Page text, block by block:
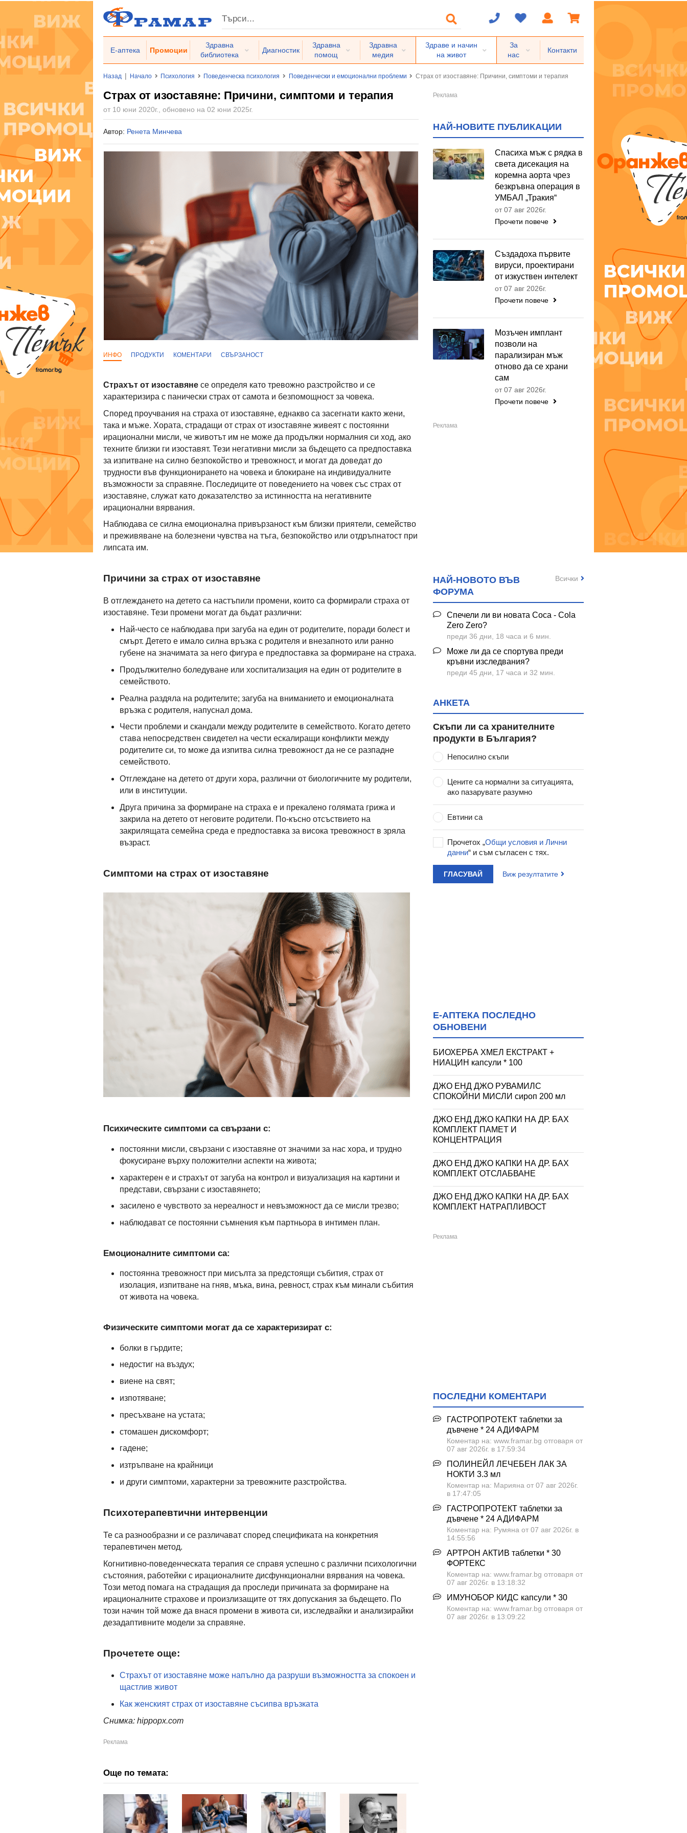
Е-аптека Промоции
Здравна
библиотека
Диагностик
Здравна
помощ
Здравна
медия
Здраве и начин
на живот
За
нас
Контакти
Назад | Начало Психология Поведенческа психология Поведенчески и емоционални проблеми Страх от изоставяне: Причини, симптоми и терапия
Страх от изоставяне: Причини, симптоми и терапия
от 10 юни 2020г., обновено на 02 юни 2025г.
Автор: Ренета Минчева
ИНФО ПРОДУКТИ КОМЕНТАРИ СВЪРЗАНОСТ
Страхът от изоставяне се определя като тревожно разстройство и се
характеризира с панически страх от самота и безпомощност за човека.
Според проучвания на страха от изоставяне, еднакво са засегнати както жени,
така и мъже. Хората, страдащи от страх от изоставяне живеят с постоянни
ирационални мисли, че животът им не може да продължи нормалния си ход, ако
техните близки ги изоставят. Тези негативни мисли за бъдещето са предпоставка
за изпитване на силно безпокойство и тревожност, и могат да доведат до
трудности във функционирането на човека и блокиране на индивидуалните
възможности за справяне. Последиците от поведението на човек със страх от
изоставяне, служат като доказателство за истинността на негативните
ирационални вярвания.
Наблюдава се силна емоционална привързаност към близки приятели, семейство
и преживяване на болезнени чувства на тъга, безпокойство или отдръпнатост при
липсата им.
Причини за страх от изоставяне
В отглеждането на детето са настъпили промени, които са формирали страха от
изоставяне. Тези промени могат да бъдат различни:
Най-често се наблюдава при загуба на един от родителите, поради болест и
смърт. Детето е имало силна връзка с родителя и внезапното или ранно
губене на значимата за него фигура е предпоставка за формиране на страха.
Продължително боледуване или хоспитализация на един от родителите в
семейството.
Реална раздяла на родителите; загуба на вниманието и емоционалната
връзка с родителя, напуснал дома.
Чести проблеми и скандали между родителите в семейството. Когато детето
става непосредствен свидетел на чести ескалиращи конфликти между
родителите си, то може да изпитва силна тревожност да не се разпадне
семейството.
Отглеждане на детето от други хора, различни от биологичните му родители,
или в институции.
Друга причина за формиране на страха е и прекалено голямата грижа и
закрила на детето от неговите родители. По-късно отсъствието на
закрилящата семейна среда е предпоставка за висока тревожност в зряла
възраст.
Симптоми на страх от изоставяне
Психическите симптоми са свързани с:
постоянни мисли, свързани с изоставяне от значими за нас хора, и трудно
фокусиране върху положителни аспекти на живота;
характерен е и страхът от загуба на контрол и визуализация на картини и
представи, свързани с изоставянето;
засилено е чувството за нереалност и невъзможност да се мисли трезво;
наблюдават се постоянни съмнения към партньора в интимен план.
Емоционалните симптоми са:
постоянна тревожност при мисълта за предстоящи събития, страх от
изолация, изпитване на гняв, мъка, вина, ревност, страх към минали събития
от живота на човека.
Физическите симптоми могат да се характеризират с:
болки в гърдите;
недостиг на въздух;
виене на свят;
изпотяване;
пресъхване на устата;
стомашен дискомфорт;
гадене;
изтръпване на крайници
и други симптоми, характерни за тревожните разстройства.
Психотерапевтични интервенции
Те са разнообразни и се различават според спецификата на конкретния
терапевтичен метод.
Когнитивно-поведенческата терапия се справя успешно с различни психологични
състояния, работейки с ирационалните дисфункционални вярвания на човека.
Този метод помага на страдащия да проследи причината за формиране на
ирационалните страхове и произлизащите от тях допускания за бъдещето. По
този начин той може да внася промени в живота си, изследвайки и анализирайки
дезадаптивните модели за справяне.
Прочетете още:
Страхът от изоставяне може напълно да разруши възможността за спокоен и
щастлив живот
Как женският страх от изоставяне съсипва връзката
Снимка: hippopx.com
Още по темата:
НАЙ-НОВИТЕ ПУБЛИКАЦИИ
Спасиха мъж с рядка в
света дисекация на
коремна аорта чрез
безкръвна операция в
УМБАЛ „Тракия“
от 07 авг 2026г.
Прочети повече
Създадоха първите
вируси, проектирани
от изкуствен интелект
от 07 авг 2026г.
Прочети повече
Мозъчен имплант
позволи на
парализиран мъж
отново да се храни
сам
от 07 авг 2026г.
Прочети повече
НАЙ-НОВОТО ВЪВ
ФОРУМА
Спечели ли ви новата Coca - Cola
Zero Zero?
преди 36 дни, 18 часа и 6 мин.
Може ли да се спортува преди
кръвни изследвания?
преди 45 дни, 17 часа и 32 мин.
Всички
АНКЕТА
Скъпи ли са хранителните
продукти в България?
Непосилно скъпи
Цените са нормални за ситуацията,
ако пазарувате разумно
Евтини са
Прочетох „Общи условия и Лични
данни“ и съм съгласен с тях.
ГЛАСУВАЙ Виж резултатите
Е-АПТЕКА ПОСЛЕДНО
ОБНОВЕНИ
БИОХЕРБА ХМЕЛ ЕКСТРАКТ +
НИАЦИН капсули * 100
ДЖО ЕНД ДЖО РУВАМИЛС
СПОКОЙНИ МИСЛИ сироп 200 мл
ДЖО ЕНД ДЖО КАПКИ НА ДР. БАХ
КОМПЛЕКТ ПАМЕТ И
КОНЦЕНТРАЦИЯ
ДЖО ЕНД ДЖО КАПКИ НА ДР. БАХ
КОМПЛЕКТ ОТСЛАБВАНЕ
ДЖО ЕНД ДЖО КАПКИ НА ДР. БАХ
КОМПЛЕКТ НАТРАПЛИВОСТ
ПОСЛЕДНИ КОМЕНТАРИ
ГАСТРОПРОТЕКТ таблетки за
дъвчене * 24 АДИФАРМ
Коментар на: www.framar.bg отговаря от
07 авг 2026г. в 17:59:34
ПОЛИНЕЙЛ ЛЕЧЕБЕН ЛАК ЗА
НОКТИ 3.3 мл
Коментар на: Марияна от 07 авг 2026г.
в 17:47:05
ГАСТРОПРОТЕКТ таблетки за
дъвчене * 24 АДИФАРМ
Коментар на: Румяна от 07 авг 2026г. в
14:55:56
АРТРОН АКТИВ таблетки * 30
ФОРТЕКС
Коментар на: www.framar.bg отговаря от
07 авг 2026г. в 13:18:32
ИМУНОБОР КИДС капсули * 30
Коментар на: www.framar.bg отговаря от
07 авг 2026г. в 13:09:22